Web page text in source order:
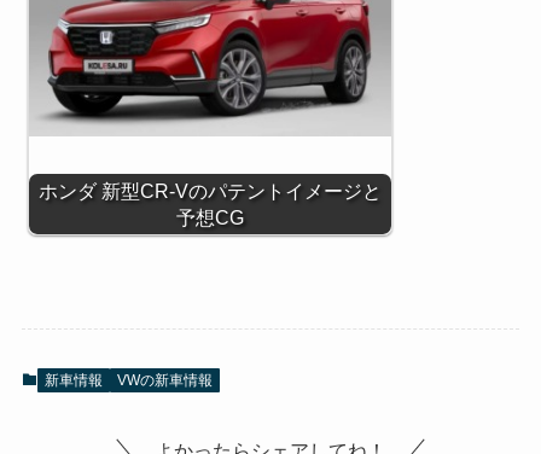
ホンダ 新型CR-Vのパテントイメージと
予想CG
新車情報 VWの新車情報